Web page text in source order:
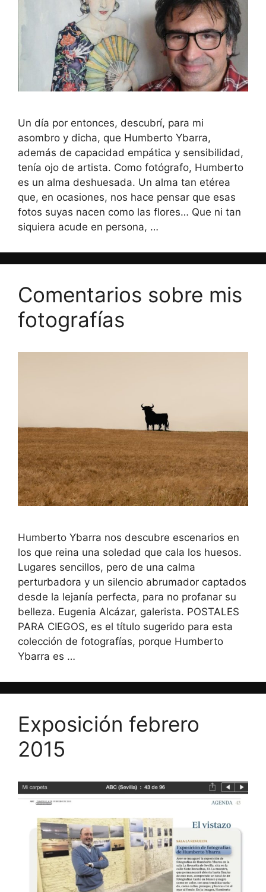
Un día por entonces, descubrí, para mi
asombro y dicha, que Humberto Ybarra,
además de capacidad empática y sensibilidad,
tenía ojo de artista. Como fotógrafo, Humberto
es un alma deshuesada. Un alma tan etérea
que, en ocasiones, nos hace pensar que esas
fotos suyas nacen como las flores… Que ni tan
siquiera acude en persona, …
Comentarios sobre mis
fotografías
Humberto Ybarra nos descubre escenarios en
los que reina una soledad que cala los huesos.
Lugares sencillos, pero de una calma
perturbadora y un silencio abrumador captados
desde la lejanía perfecta, para no profanar su
belleza. Eugenia Alcázar, galerista. POSTALES
PARA CIEGOS, es el título sugerido para esta
colección de fotografías, porque Humberto
Ybarra es …
Exposición febrero
2015